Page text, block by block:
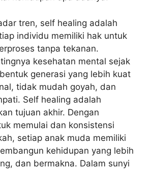
tren, self healing adalah
individu memiliki hak untuk
tanpa tekanan.
kesehatan mental sejak
generasi yang lebih kuat
tidak mudah goyah, dan
Self healing adalah
tujuan akhir. Dengan
memulai dan konsistensi
setiap anak muda memiliki
kehidupan yang lebih
dan bermakna. Dalam sunyi